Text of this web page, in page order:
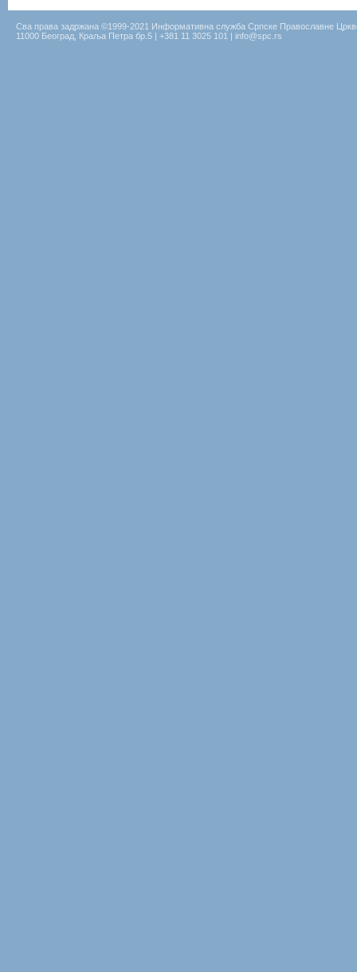
Сва права задржана ©1999-2021 Информативна служба Српске Православне
11000 Београд, Краља Петра бр.5 | +381 11 3025 101 | info@spc.rs